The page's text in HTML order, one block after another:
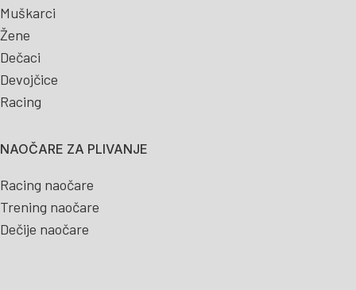
Muškarci
Žene
Dečaci
Devojčice
Racing
NAOČARE ZA PLIVANJE
Racing naočare
Trening naočare
Dečije naočare